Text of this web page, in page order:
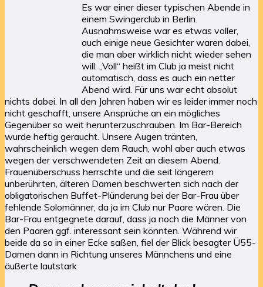
Es war einer dieser typischen Abende in
einem Swingerclub in Berlin.
Ausnahmsweise war es etwas voller,
auch einige neue Gesichter waren dabei,
die man aber wirklich nicht wieder sehen
will. „Voll“ heißt im Club ja meist nicht
automatisch, dass es auch ein netter
Abend wird. Für uns war echt absolut
nichts dabei. In all den Jahren haben wir es leider immer noch
nicht geschafft, unsere Ansprüche an ein mögliches
Gegenüber so weit herunterzuschrauben. Im Bar-Bereich
wurde heftig geraucht. Unsere Augen tränten,
wahrscheinlich wegen dem Rauch, wohl aber auch etwas
wegen der verschwendeten Zeit an diesem Abend.
Frauenüberschuss herrschte und die seit längerem
unberührten, älteren Damen beschwerten sich nach der
obligatorischen Buffet-Plünderung bei der Bar-Frau über
fehlende Solomänner, da ja im Club nur Paare wären. Die
Bar-Frau entgegnete darauf, dass ja noch die Männer von
den Paaren ggf. interessant sein könnten. Während wir
beide da so in einer Ecke saßen, fiel der Blick besagter Ü55-
Damen dann in Richtung unseres Männchens und eine
äußerte lautstark